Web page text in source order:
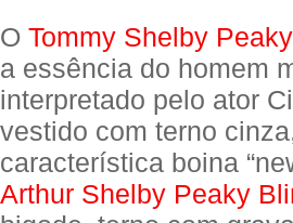
O Tommy Shelby
a essência do homem
interpretado pelo ator
vestido com terno
característica boina
Arthur Shelby Peaky